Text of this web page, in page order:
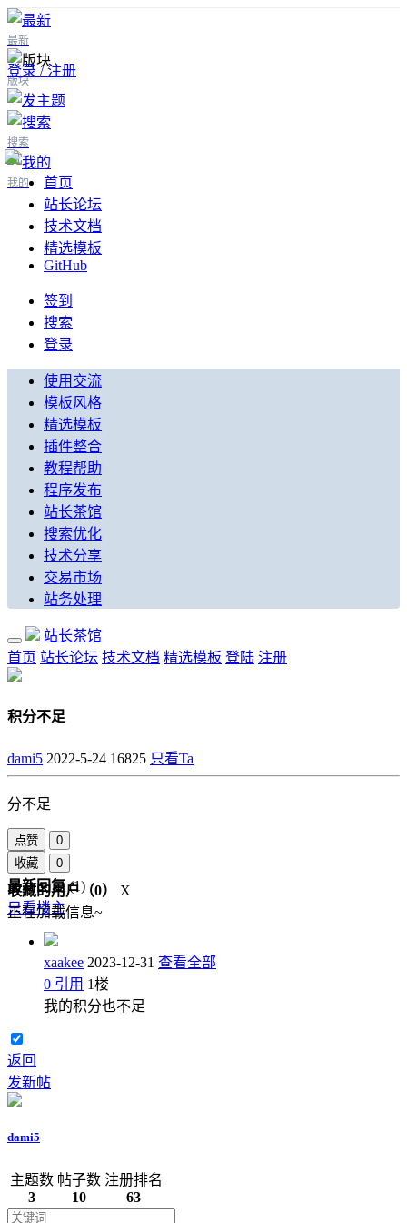
最新
版块
搜索
我的
登录 / 注册
首页
站长论坛
技术文档
精选模板
GitHub
签到
搜索
登录
使用交流
模板风格
精选模板
插件整合
教程帮助
程序发布
站长茶馆
搜索优化
技术分享
交易市场
站务处理
站长茶馆
首页 站长论坛 技术文档 精选模板 登陆 注册
积分不足
dami5 2022-5-24 16825 只看Ta
分不足
点赞
0
收藏
0
收藏的用户（0）
X
正在加载信息~
最新回复(1)
只看楼主
xaakee 2023-12-31 查看全部
0 引用 1楼
我的积分也不足
返回
发新帖
dami5
主题数
3
帖子数
10
注册排名
63